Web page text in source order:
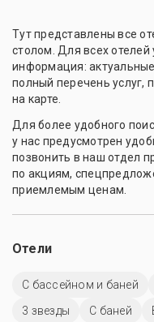
Тут представлены все
столом. Для всех отелей
информация:
полный перечень услуг,
на карте.
Для более удобного
у нас предусмотрен
позвонить в наш отдел
по акциям,
приемлемым ценам.
Отели
С бассейном и баней
3 звезды
С баней